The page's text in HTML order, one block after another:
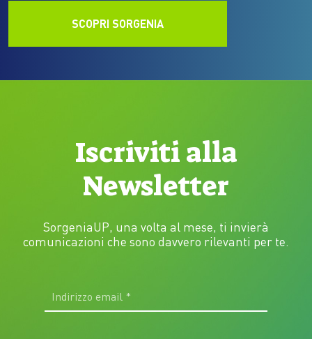
SCOPRI SORGENIA
Iscriviti alla
Newsletter
SorgeniaUP, una volta al mese, ti invierà
comunicazioni che sono davvero rilevanti per te.